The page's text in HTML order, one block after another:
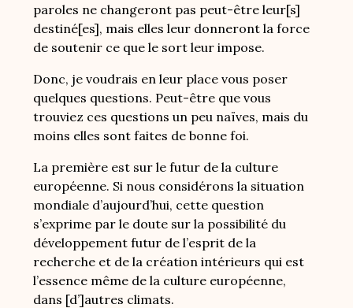
paroles ne changeront pas peut-être leur[s]
destiné[es], mais elles leur donneront la force
de soutenir ce que le sort leur impose.
Donc, je voudrais en leur place vous poser
quelques questions. Peut-être que vous
trouviez ces questions un peu naïves, mais du
moins elles sont faites de bonne foi.
La première est sur le futur de la culture
européenne. Si nous considérons la situation
mondiale d’aujourd’hui, cette question
s’exprime par le doute sur la possibilité du
développement futur de l’esprit de la
recherche et de la création intérieurs qui est
l’essence même de la culture européenne,
dans [d’]autres climats.